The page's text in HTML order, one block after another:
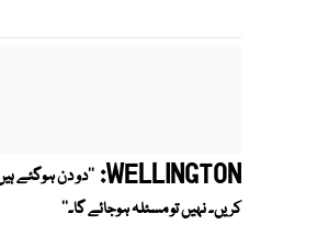
WELLINGTON: ''دو دن ہوگئے
کریں۔ نہیں تو مسئلہ ہوجائے گا۔''